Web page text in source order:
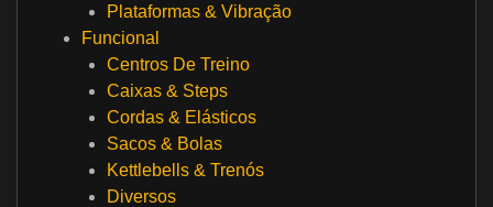
Plataformas & Vibração
Funcional
Centros De Treino
Caixas & Steps
Cordas & Elásticos
Sacos & Bolas
Kettlebells & Trenós
Diversos